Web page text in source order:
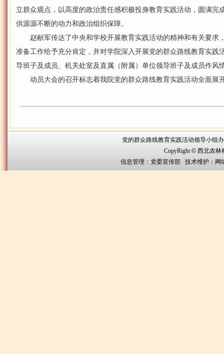
立群众观点，以高度的政治责任感积极投身教育实践活动，圆满完
供源源不断的动力和政治组织保障。
赵献军传达了中央和学校开展教育实践活动的精神和有关要求
准备工作给予充分肯定，并对学院深入开展党的群众路线教育实践
导班子及成员、机关处室及直属（附属）单位领导班子及成员作风
动员大会的召开标志着我院党的群众路线教育实践活动全面展
党的群众路线教育实践活动领导小组
CopyRight© 西北农林
信息管理：党委宣传部 技术维护：网